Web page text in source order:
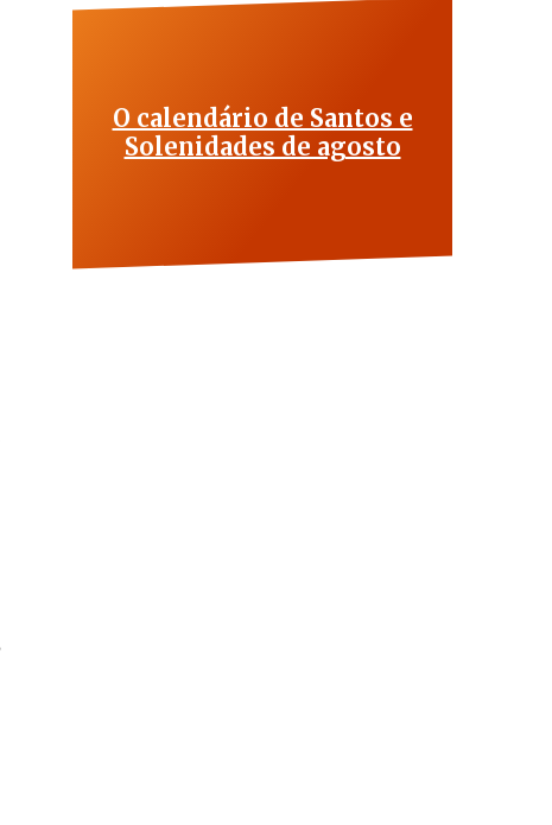
O calendário de Santos e
Solenidades de agosto